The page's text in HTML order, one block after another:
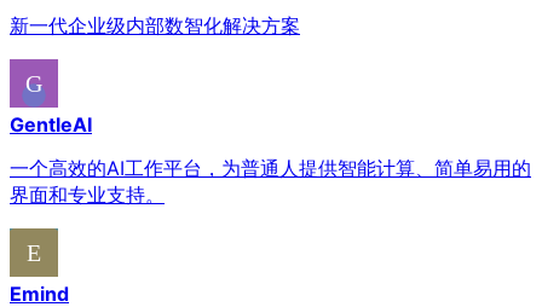
新一代企业级内部数智化解决方案
GentleAI
一个高效的AI工作平台，为普通人提供智能计算、简单易用的
界面和专业支持。
Emind